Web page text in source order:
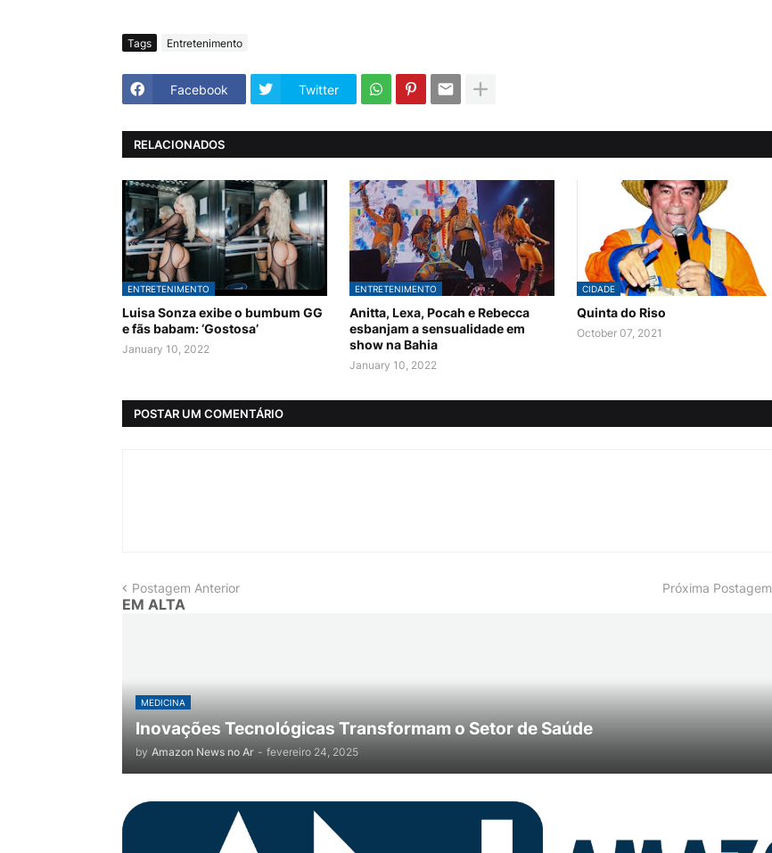
Tags Entretenimento
Facebook Twitter
RELACIONADOS
ENTRETENIMENTO
Luisa Sonza exibe o bumbum GG
e fãs babam: ‘Gostosa’
January 10, 2022
ENTRETENIMENTO
Anitta, Lexa, Pocah e Rebecca
esbanjam a sensualidade em
show na Bahia
January 10, 2022
CIDADE
Quinta do Riso
October 07, 2021
POSTAR UM COMENTÁRIO
Postagem Anterior Próxima Postagem
EM ALTA
MEDICINA
Inovações Tecnológicas Transformam o Setor de Saúde
by Amazon News no Ar - fevereiro 24, 2025